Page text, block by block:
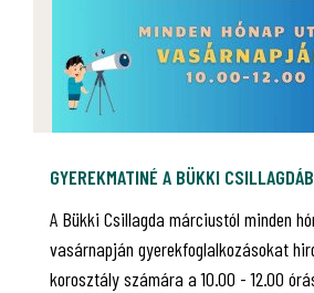
GYEREKMATINÉ A BÜKKI
A Bükki Csillagda márciustól minden
vasárnapján gyerekfoglalkozásokat
korosztály számára a 10.00 - 12.00